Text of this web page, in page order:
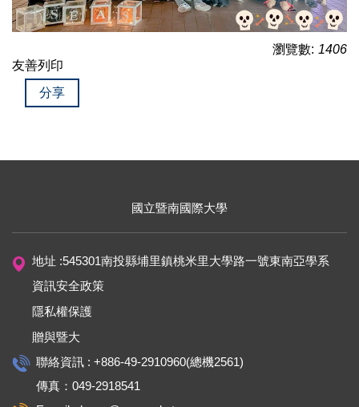
瀏覽數: 1406
友善列印
分享
國立暨南國際大學
地址 :545301南投縣埔里鎮桃米里大學路一號東南亞學系
資訊安全政策
隱私權保護
贈與暨大
聯絡資訊 : +886-49-2910960(總機2561)
傳真：049-2918541